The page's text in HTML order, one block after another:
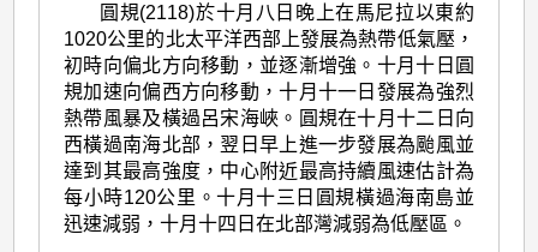
圓規(2118)於十月八日晚上在馬尼拉以東約
1020公里的北太平洋西部上發展為熱帶低氣壓，
初時向偏北方向移動，並逐漸增強。十月十日圓
規加速向偏西方向移動，十月十一日發展為強烈
熱帶風暴及橫過呂宋海峽。圓規在十月十二日向
西橫過南海北部，翌日早上進一步發展為颱風並
達到其最高強度，中心附近最高持續風速估計為
每小時120公里。十月十三日圓規橫過海南島並
迅速減弱，十月十四日在北部灣減弱為低壓區。